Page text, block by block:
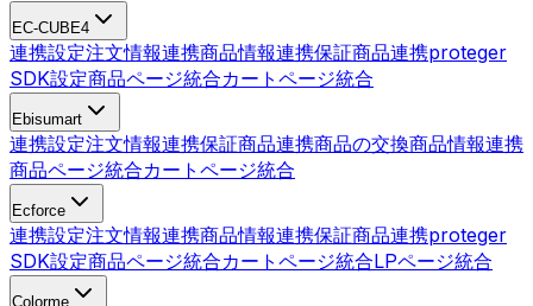
EC-CUBE4
連携設定注文情報連携商品情報連携保証商品連携proteger
SDK設定商品ページ統合カートページ統合
Ebisumart
連携設定注文情報連携保証商品連携商品の交換商品情報連携
商品ページ統合カートページ統合
Ecforce
連携設定注文情報連携商品情報連携保証商品連携proteger
SDK設定商品ページ統合カートページ統合LPページ統合
Colorme